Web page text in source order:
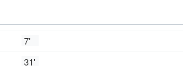
7'
31'